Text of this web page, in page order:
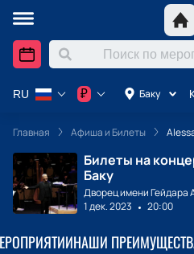
Баку
RU ₽
Главная Афиша и Билеты
Билеты на
Баку
Дворец имени Гейдара
1 дек. 2023
20:00
НАШИ